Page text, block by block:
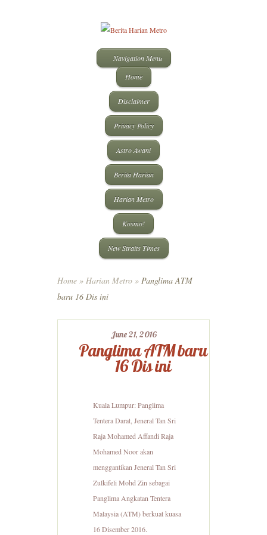
Navigation Menu
Home
Disclaimer
Privacy Policy
Astro Awani
Berita Harian
Harian Metro
Kosmo!
New Straits Times
Home » Harian Metro » Panglima ATM
baru 16 Dis ini
June 21, 2016
Panglima ATM baru
16 Dis ini
Kuala Lumpur: Panglima
Tentera Darat, Jeneral Tan Sri
Raja Mohamed Affandi Raja
Mohamed Noor akan
menggantikan Jeneral Tan Sri
Zulkifeli Mohd Zin sebagai
Panglima Angkatan Tentera
Malaysia (ATM) berkuat kuasa
16 Disember 2016.